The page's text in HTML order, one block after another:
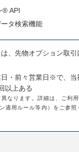
® API
タ検索機能
、先物オプション取
・前々営業日※で、当
以上ある
なります。詳細は、ご利
適用ルール等内）をご参照